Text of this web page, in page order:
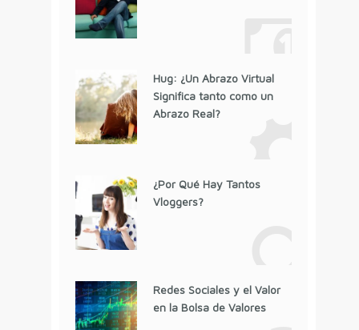
Hug: ¿Un Abrazo Virtual
Significa tanto como un
Abrazo Real?
¿Por Qué Hay Tantos
Vloggers?
Redes Sociales y el Valor
en la Bolsa de Valores